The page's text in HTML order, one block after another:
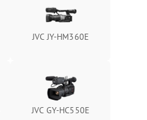
JVC JY-HM360E
JVC GY-HС550E